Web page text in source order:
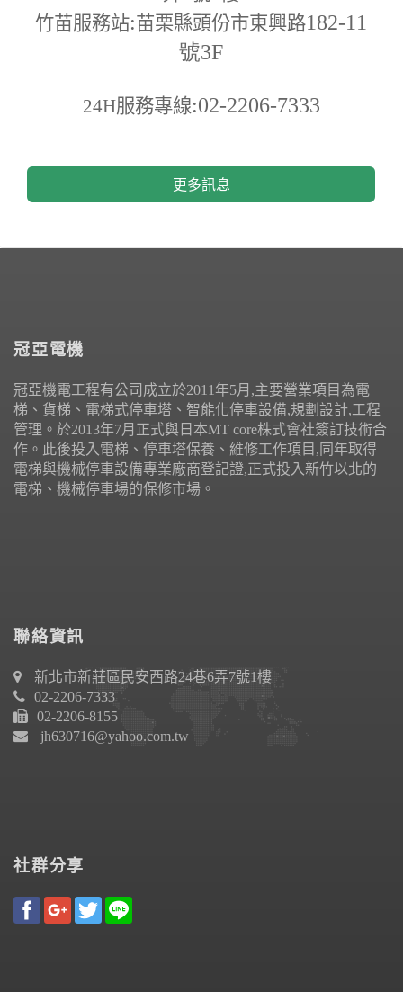
竹苗服務站:苗栗縣頭份市東興路182-11
號3F
24H服務專線:02-2206-7333
更多訊息
冠亞電機
冠亞機電工程有公司成立於2011年5月,主要營業項目為電
梯、貨梯、電梯式停車塔、智能化停車設備,規劃設計,工程
管理。於2013年7月正式與日本MT core株式會社簽訂技術合
作。此後投入電梯、停車塔保養、維修工作項目,同年取得
電梯與機械停車設備專業廠商登記證,正式投入新竹以北的
電梯、機械停車場的保修市場。
聯絡資訊
新北市新莊區民安西路24巷6弄7號1樓
02-2206-7333
02-2206-8155
jh630716@yahoo.com.tw
社群分享